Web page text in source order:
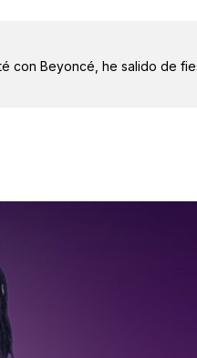
con Beyoncé, he salido de